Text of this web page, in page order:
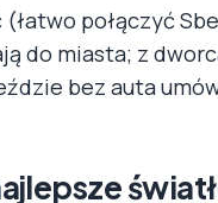
połączyć
do miasta; z
bez auta